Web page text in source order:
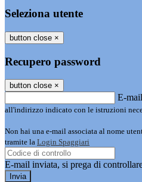
Seleziona utente
button close ×
Recupero password
button close ×
E-mail
all'indirizzo indicato con le istruzioni
Non hai una e-mail associata al nome
tramite la Login Spaggiari
E-mail inviata, si prega di